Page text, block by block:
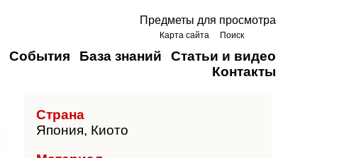
Предметы для просмотра
Карта сайта Поиск
События База знаний
Статьи и видео
Контакты
Страна
Япония, Киото